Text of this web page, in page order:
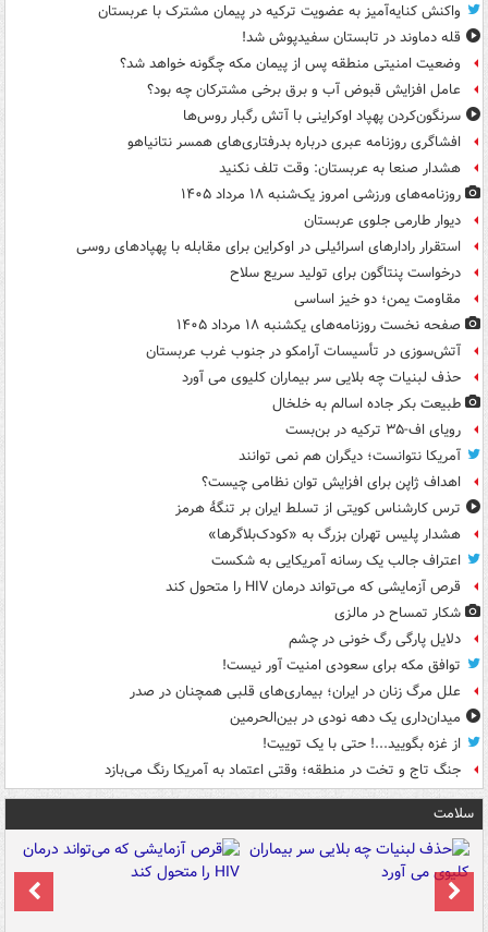
واکنش کنایه‌آمیز به عضویت ترکیه در پیمان مشترک با عربستان
قله دماوند در تابستان سفیدپوش شد!
وضعیت امنیتی منطقه پس از پیمان مکه چگونه خواهد شد؟
عامل افزایش قبوض آب و برق برخی مشترکان چه بود؟
سرنگون‌کردن پهپاد اوکراینی با آتش رگبار روس‌ها
افشاگری روزنامه عبری درباره بدرفتاری‌های همسر نتانیاهو
هشدار صنعا به عربستان: وقت تلف نکنید
روزنامه‌های ورزشی امروز یک‌شنبه ۱۸ مرداد ۱۴۰۵
دیوار طارمی جلوی عربستان
استقرار رادارهای اسرائیلی در اوکراین برای مقابله با پهپادهای روسی
درخواست پنتاگون برای تولید سریع سلاح
مقاومت یمن؛ دو خیز اساسی
صفحه نخست روزنامه‌های یکشنبه ۱۸ مرداد ۱۴۰۵
آتش‌سوزی در تأسیسات آرامکو در جنوب غرب عربستان
حذف لبنیات چه بلایی سر بیماران کلیوی می آورد
طبیعت بکر جاده اسالم به خلخال
رویای اف-۳۵ ترکیه در بن‌بست
آمریکا نتوانست؛ دیگران هم نمی توانند
اهداف ژاپن برای افزایش توان نظامی چیست؟
ترس کارشناس کویتی از تسلط ایران بر تنگۀ هرمز
هشدار پلیس تهران بزرگ به «کودک‌بلاگرها»
اعتراف جالب یک رسانه آمریکایی به شکست
قرص آزمایشی که می‌تواند درمان HIV را متحول کند
شکار تمساح در مالزی
دلایل پارگی رگ خونی در چشم
توافق مکه برای سعودی امنیت آور نیست!
علل مرگ زنان در ایران؛ بیماری‌های قلبی همچنان در صدر
میدان‌داری یک دهه نودی در بین‌الحرمین
از غزه بگویید...! حتی با یک توییت!
جنگ تاج و تخت در منطقه؛ وقتی اعتماد به آمریکا رنگ می‌بازد
سلامت